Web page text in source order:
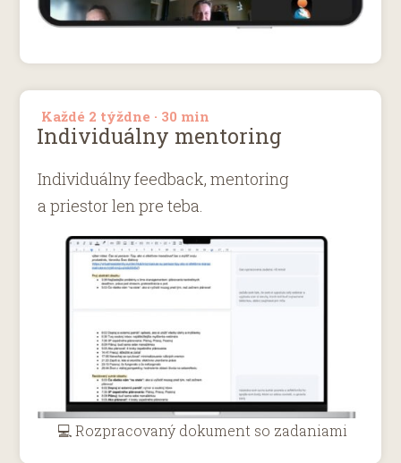
Každé 2 týždne · 30 min
Individuálny mentoring
Individuálny feedback, mentoring
a priestor len pre teba.
💻 Rozpracovaný dokument so zadaniami